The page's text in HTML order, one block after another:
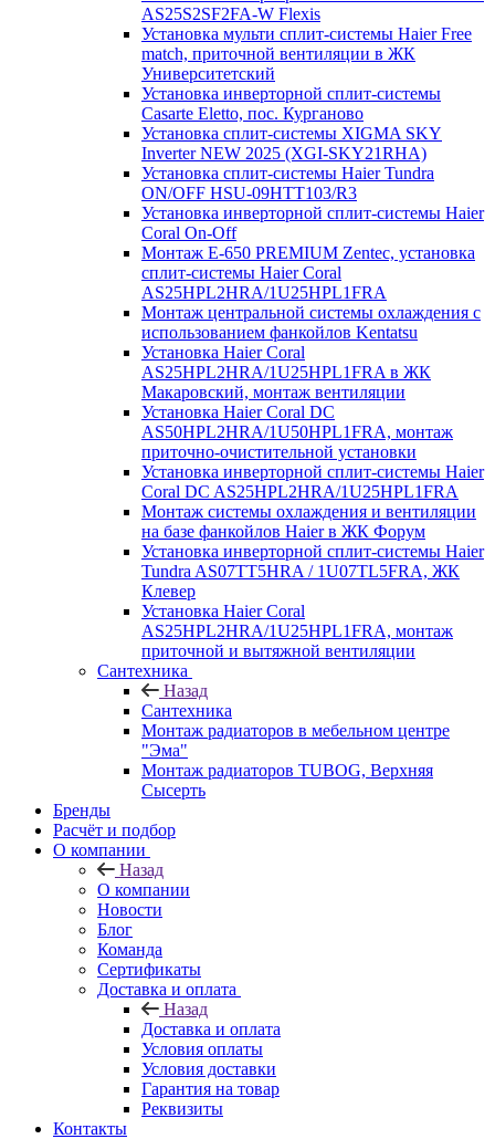
AS25S2SF2FA-W Flexis
Установка мульти сплит-системы Haier Free
match, приточной вентиляции в ЖК
Университетский
Установка инверторной сплит-системы
Casarte Eletto, пос. Курганово
Установка сплит-системы XIGMA SKY
Inverter NEW 2025 (XGI-SKY21RHA)
Установка сплит-системы Haier Tundra
ON/OFF HSU-09HTT103/R3
Установка инверторной сплит-системы Haier
Coral On-Off
Монтаж E-650 PREMIUM Zentec, установка
сплит-системы Haier Coral
AS25HPL2HRA/1U25HPL1FRA
Монтаж центральной системы охлаждения с
использованием фанкойлов Kentatsu
Установка Haier Coral
AS25HPL2HRA/1U25HPL1FRA в ЖК
Макаровский, монтаж вентиляции
Установка Haier Coral DC
AS50HPL2HRA/1U50HPL1FRA, монтаж
приточно-очистительной установки
Установка инверторной сплит-системы Haier
Coral DC AS25HPL2HRA/1U25HPL1FRA
Монтаж системы охлаждения и вентиляции
на базе фанкойлов Haier в ЖК Форум
Установка инверторной сплит-системы Haier
Tundra AS07TT5HRA / 1U07TL5FRA, ЖК
Клевер
Установка Haier Coral
AS25HPL2HRA/1U25HPL1FRA, монтаж
приточной и вытяжной вентиляции
Сантехника
Назад
Сантехника
Монтаж радиаторов в мебельном центре
"Эма"
Монтаж радиаторов TUBOG, Верхняя
Сысерть
Бренды
Расчёт и подбор
О компании
Назад
О компании
Новости
Блог
Команда
Сертификаты
Доставка и оплата
Назад
Доставка и оплата
Условия оплаты
Условия доставки
Гарантия на товар
Реквизиты
Контакты